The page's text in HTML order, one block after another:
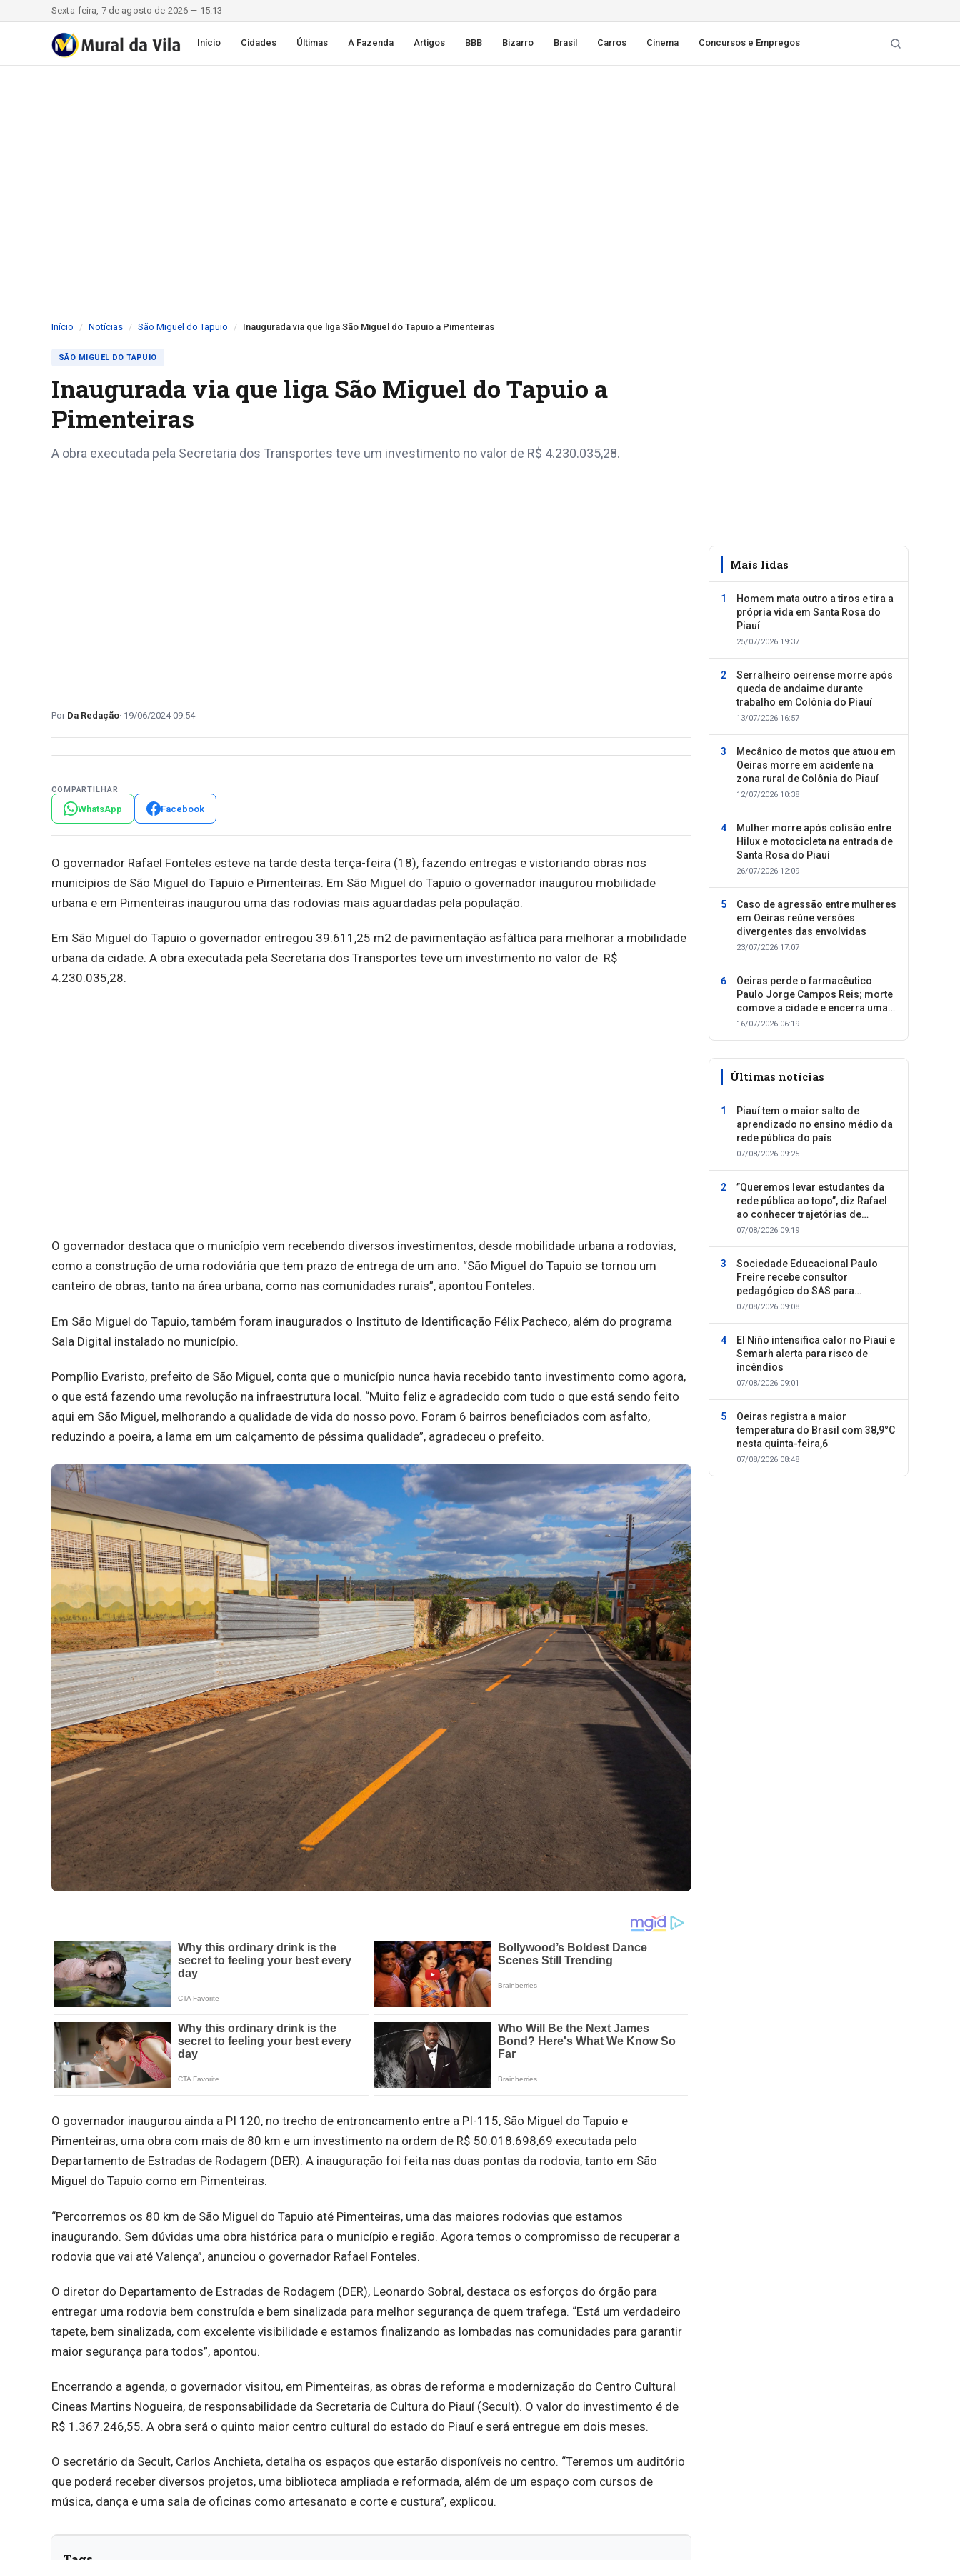
Sexta-feira, 7 de agosto de 2026 — 15:13
Início Cidades Últimas A Fazenda Artigos BBB Bizarro Brasil Carros Cinema Concursos e Empregos
Início Notícias São Miguel do Tapuio Inaugurada via que liga São Miguel do Tapuio a Pimenteiras
SÃO MIGUEL DO TAPUIO
Inaugurada via que liga São Miguel do Tapuio a
Pimenteiras
A obra executada pela Secretaria dos Transportes teve um investimento no valor de R$ 4.230.035,28.
Da Redação 19/06/2024 09:54
COMPARTILHAR
WhatsApp Facebook
O governador Rafael Fonteles esteve na tarde desta terça-feira (18), fazendo entregas e vistoriando obras nos
municípios de São Miguel do Tapuio e Pimenteiras. Em São Miguel do Tapuio o governador inaugurou mobilidade
urbana e em Pimenteiras inaugurou uma das rodovias mais aguardadas pela população.
Em São Miguel do Tapuio o governador entregou 39.611,25 m2 de pavimentação asfáltica para melhorar a mobilidade
urbana da cidade. A obra executada pela Secretaria dos Transportes teve um investimento no valor de R$
4.230.035,28.
O governador destaca que o município vem recebendo diversos investimentos, desde mobilidade urbana a rodovias,
como a construção de uma rodoviária que tem prazo de entrega de um ano. “São Miguel do Tapuio se tornou um
canteiro de obras, tanto na área urbana, como nas comunidades rurais”, apontou Fonteles.
Em São Miguel do Tapuio, também foram inaugurados o Instituto de Identificação Félix Pacheco, além do programa
Sala Digital instalado no município.
Pompílio Evaristo, prefeito de São Miguel, conta que o município nunca havia recebido tanto investimento como agora,
o que está fazendo uma revolução na infraestrutura local. “Muito feliz e agradecido com tudo o que está sendo feito
aqui em São Miguel, melhorando a qualidade de vida do nosso povo. Foram 6 bairros beneficiados com asfalto,
reduzindo a poeira, a lama em um calçamento de péssima qualidade”, agradeceu o prefeito.
O governador inaugurou ainda a PI 120, no trecho de entroncamento entre a PI-115, São Miguel do Tapuio e
Pimenteiras, uma obra com mais de 80 km e um investimento na ordem de R$ 50.018.698,69 executada pelo
Departamento de Estradas de Rodagem (DER). A inauguração foi feita nas duas pontas da rodovia, tanto em São
Miguel do Tapuio como em Pimenteiras.
“Percorremos os 80 km de São Miguel do Tapuio até Pimenteiras, uma das maiores rodovias que estamos
inaugurando. Sem dúvidas uma obra histórica para o município e região. Agora temos o compromisso de recuperar a
rodovia que vai até Valença”, anunciou o governador Rafael Fonteles.
O diretor do Departamento de Estradas de Rodagem (DER), Leonardo Sobral, destaca os esforços do órgão para
entregar uma rodovia bem construída e bem sinalizada para melhor segurança de quem trafega. “Está um verdadeiro
tapete, bem sinalizada, com excelente visibilidade e estamos finalizando as lombadas nas comunidades para garantir
maior segurança para todos”, apontou.
Encerrando a agenda, o governador visitou, em Pimenteiras, as obras de reforma e modernização do Centro Cultural
Cineas Martins Nogueira, de responsabilidade da Secretaria de Cultura do Piauí (Secult). O valor do investimento é de
R$ 1.367.246,55. A obra será o quinto maior centro cultural do estado do Piauí e será entregue em dois meses.
O secretário da Secult, Carlos Anchieta, detalha os espaços que estarão disponíveis no centro. “Teremos um auditório
que poderá receber diversos projetos, uma biblioteca ampliada e reformada, além de um espaço com cursos de
música, dança e uma sala de oficinas como artesanato e corte e custura”, explicou.
Mais lidas
Homem mata outro a tiros e tira a
própria vida em Santa Rosa do
Piauí
25/07/2026 19:37
Serralheiro oeirense morre após
queda de andaime durante
trabalho em Colônia do Piauí
13/07/2026 16:57
Mecânico de motos que atuou em
Oeiras morre em acidente na
zona rural de Colônia do Piauí
12/07/2026 10:38
Mulher morre após colisão entre
Hilux e motocicleta na entrada de
Santa Rosa do Piauí
26/07/2026 12:09
Caso de agressão entre mulheres
em Oeiras reúne versões
divergentes das envolvidas
23/07/2026 17:07
Oeiras perde o farmacêutico
Paulo Jorge Campos Reis; morte
comove a cidade e encerra uma
trajetória dedicada ao cuidado
16/07/2026 06:19
Últimas notícias
Piauí tem o maior salto de
aprendizado no ensino médio da
rede pública do país
07/08/2026 09:25
”Queremos levar estudantes da
rede pública ao topo”, diz Rafael
ao conhecer trajetórias de
sucesso
07/08/2026 09:19
Sociedade Educacional Paulo
Freire recebe consultor
pedagógico do SAS para
planejamento do segundo
07/08/2026 09:08
El Niño intensifica calor no Piauí e
Semarh alerta para risco de
incêndios
07/08/2026 09:01
Oeiras registra a maior
temperatura do Brasil com 38,9°C
nesta quinta-feira,6
07/08/2026 08:48